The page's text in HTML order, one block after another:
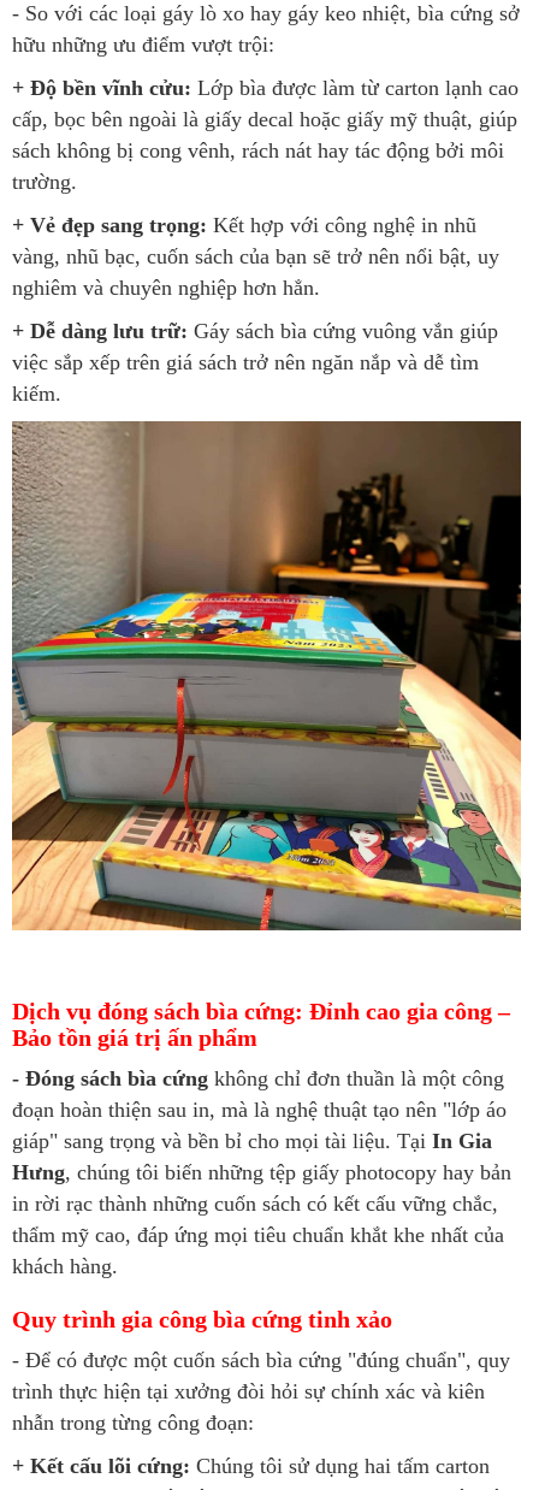
- So với các loại gáy lò xo hay gáy keo nhiệt, bìa cứng sở
hữu những ưu điểm vượt trội:
+ Độ bền vĩnh cửu: Lớp bìa được làm từ carton lạnh cao
cấp, bọc bên ngoài là giấy decal hoặc giấy mỹ thuật, giúp
sách không bị cong vênh, rách nát hay tác động bởi môi
trường.
+ Vẻ đẹp sang trọng: Kết hợp với công nghệ in nhũ
vàng, nhũ bạc, cuốn sách của bạn sẽ trở nên nổi bật, uy
nghiêm và chuyên nghiệp hơn hẳn.
+ Dễ dàng lưu trữ: Gáy sách bìa cứng vuông vắn giúp
việc sắp xếp trên giá sách trở nên ngăn nắp và dễ tìm
kiếm.
Dịch vụ đóng sách bìa cứng: Đỉnh cao gia công –
Bảo tồn giá trị ấn phẩm
- Đóng sách bìa cứng không chỉ đơn thuần là một công
đoạn hoàn thiện sau in, mà là nghệ thuật tạo nên "lớp áo
giáp" sang trọng và bền bỉ cho mọi tài liệu. Tại In Gia
Hưng, chúng tôi biến những tệp giấy photocopy hay bản
in rời rạc thành những cuốn sách có kết cấu vững chắc,
thẩm mỹ cao, đáp ứng mọi tiêu chuẩn khắt khe nhất của
khách hàng.
Quy trình gia công bìa cứng tinh xảo
- Để có được một cuốn sách bìa cứng "đúng chuẩn", quy
trình thực hiện tại xưởng đòi hỏi sự chính xác và kiên
nhẫn trong từng công đoạn:
+ Kết cấu lõi cứng: Chúng tôi sử dụng hai tấm carton